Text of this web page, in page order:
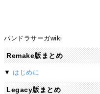
パンドラサーガwiki
Remake版まとめ
▼ はじめに
Legacy版まとめ